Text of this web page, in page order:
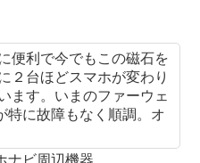
便利で今でもこの磁石を
２台ほどスマホが変わり
ます。いまのファーウェ
特に故障もなく順調。オ
ナビ周辺機器